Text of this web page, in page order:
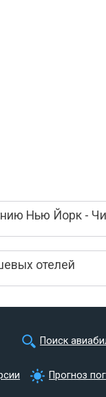
Нью Йорк -
отелей
Поиск
Прогноз